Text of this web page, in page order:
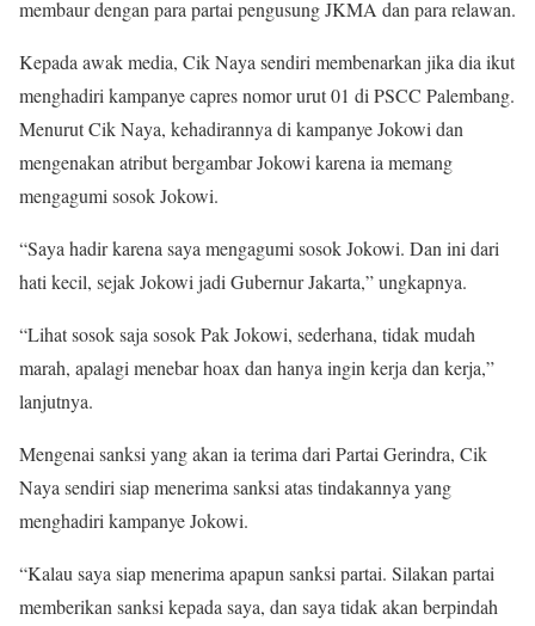
membaur dengan para partai pengusung JKMA dan para relawan.
Kepada awak media, Cik Naya sendiri membenarkan jika dia ikut
menghadiri kampanye capres nomor urut 01 di PSCC Palembang.
Menurut Cik Naya, kehadirannya di kampanye Jokowi dan
mengenakan atribut bergambar Jokowi karena ia memang
mengagumi sosok Jokowi.
“Saya hadir karena saya mengagumi sosok Jokowi. Dan ini dari
hati kecil, sejak Jokowi jadi Gubernur Jakarta,” ungkapnya.
“Lihat sosok saja sosok Pak Jokowi, sederhana, tidak mudah
marah, apalagi menebar hoax dan hanya ingin kerja dan kerja,”
lanjutnya.
Mengenai sanksi yang akan ia terima dari Partai Gerindra, Cik
Naya sendiri siap menerima sanksi atas tindakannya yang
menghadiri kampanye Jokowi.
“Kalau saya siap menerima apapun sanksi partai. Silakan partai
memberikan sanksi kepada saya, dan saya tidak akan berpindah